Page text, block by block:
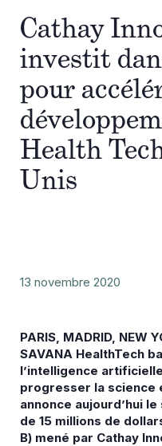
Cathay
investit
pour
Health
Unis
13 novembre 2020
PARIS, MADRID, NEW
SAVANA HealthTech
l’intelligence
progresser la science
annonce aujourd’hui
de 15 millions de
B) mené par Cathay